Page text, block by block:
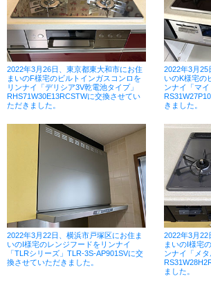
2022年3月26日、東京都東大和市にお住
まいのF様宅のビルトインガスコンロを
リンナイ「デリシア3V乾電池タイプ」
RHS71W30E13RCSTWに交換させてい
ただきました。
2022年3月25
いのK様宅の
ンナイ「マイ
きました。
2022年3月22日、横浜市戸塚区にお住ま
いのI様宅のレンジフードをリンナイ
「TLRシリーズ」TLR-3S-AP901SVに交
換させていただきました。
2022年3月22
まいのI様宅
ンナイ「メタ
ました。